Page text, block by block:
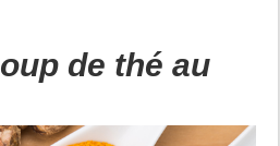
de thé au